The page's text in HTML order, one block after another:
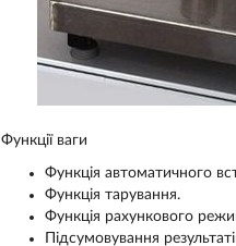
Функції ваги
Функція автоматичного
Функція тарування.
Функція рахункового
Підсумовування